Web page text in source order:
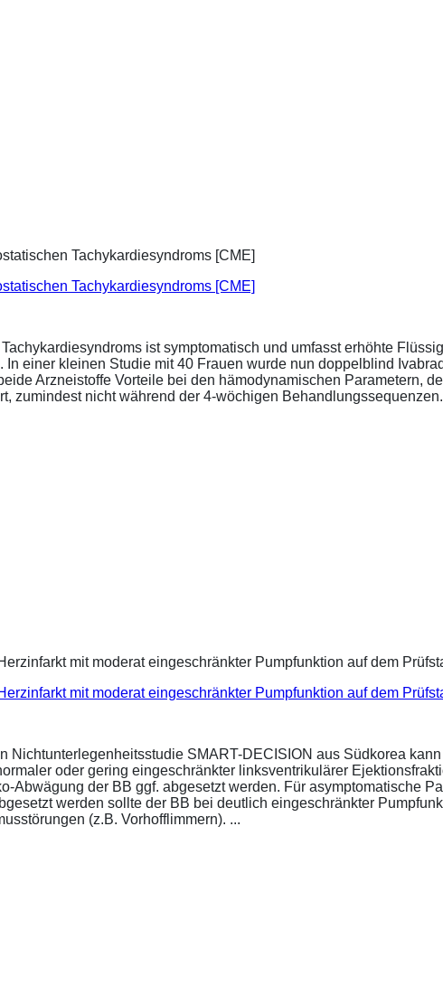
Tachykardiesyndroms [CME]
ist symptomatisch und umfasst erhöhte
einer kleinen Studie mit 40 Frauen wurde nun doppelblind
Arzneistoffe Vorteile bei den hämodynamischen Parametern,
zumindest nicht während der 4-wöchigen
mit moderat eingeschränkter Pumpfunktion auf dem
Nichtunterlegenheitsstudie SMART-DECISION aus Südkorea
oder gering eingeschränkter linksventrikulärer
Abwägung der BB ggf. abgesetzt werden. Für asymptomatische
werden sollte der BB bei deutlich eingeschränkter
(z.B. Vorhofflimmern). ...